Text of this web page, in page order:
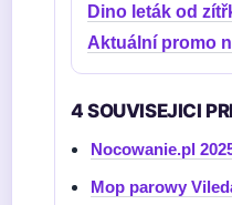
Dino leták od
Aktuální promo
4 SOUVISEJICI
Nocowanie.pl
Mop parowy